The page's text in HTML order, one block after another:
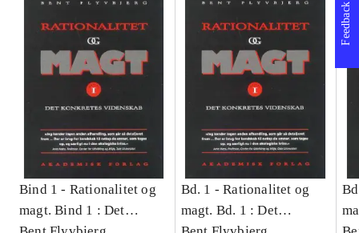
Bind 1 - Rationalitet og
magt. Bind 1 : Det
Bd. 1 -Rationalitet og
magt. Bd. 1 : Det
Feedback